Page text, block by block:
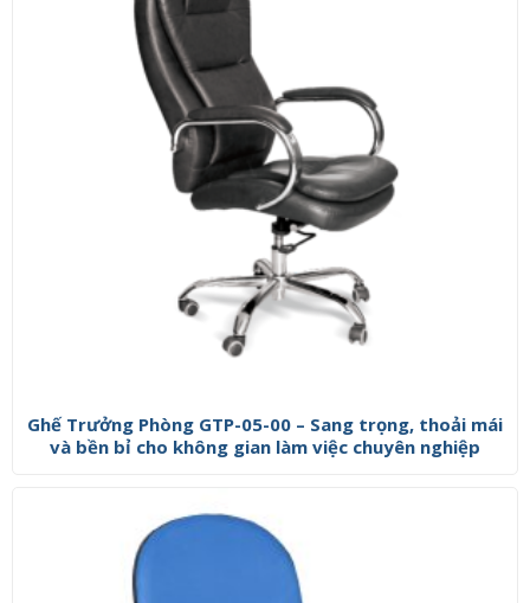
Ghế Trưởng Phòng GTP-05-00 – Sang trọng, thoải mái
và bền bỉ cho không gian làm việc chuyên nghiệp